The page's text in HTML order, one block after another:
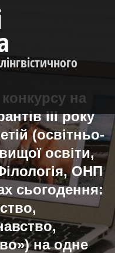
на
ІІІ року
(освітньо-
освіти,
ОНП
сьогодення:
на одне